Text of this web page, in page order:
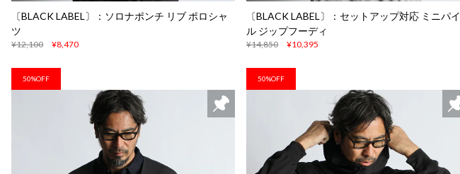
〔BLACK LABEL〕：ソロナポンチ リブ ポロシャ
ツ
¥12,100 ¥8,470
〔BLACK LABEL〕：セットアップ対応 ミニパイ
ル ジップフーディ
¥14,850 ¥10,395
50%OFF 50%OFF